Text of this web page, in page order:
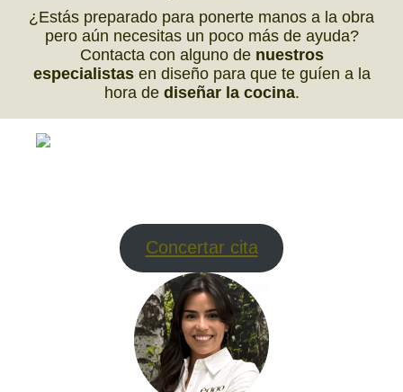
¿Estás preparado para ponerte manos a la obra
pero aún necesitas un poco más de ayuda?
Contacta con alguno de nuestros
especialistasen diseño para que te guíen a la
hora de diseñar la cocina.
Concertar cita